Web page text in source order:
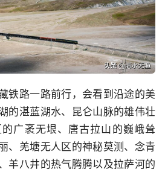
铁路一路前行，会看到沿途的美
的湛蓝湖水、昆仑山脉的雄伟壮
广袤无垠、唐古拉山的巍峨耸
、羌塘无人区的神秘莫测、念青
羊八井的热气腾腾以及拉萨河的